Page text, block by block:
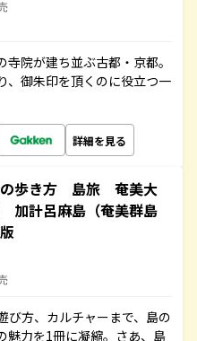
院が建ち並ぶ古都・京都。
、御朱印を頂くのに役立つ一
詳細を見る
歩き方 島旅 奄美大
計呂麻島（奄美群島
方、カルチャーまで、島の
魅力を1冊に凝縮。さあ、島